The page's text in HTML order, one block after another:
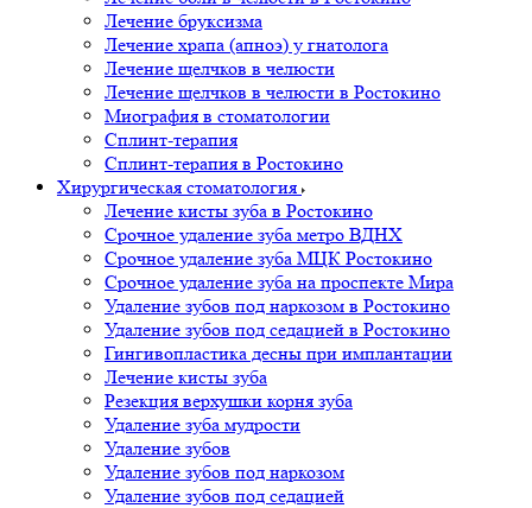
Лечение бруксизма
Лечение храпа (апноэ) у гнатолога
Лечение щелчков в челюсти
Лечение щелчков в челюсти в Ростокино
Миография в стоматологии
Сплинт-терапия
Сплинт-терапия в Ростокино
Хирургическая стоматология
Лечение кисты зуба в Ростокино
Срочное удаление зуба метро ВДНХ
Срочное удаление зуба МЦК Ростокино
Срочное удаление зуба на проспекте Мира
Удаление зубов под наркозом в Ростокино
Удаление зубов под седацией в Ростокино
Гингивопластика десны при имплантации
Лечение кисты зуба
Резекция верхушки корня зуба
Удаление зуба мудрости
Удаление зубов
Удаление зубов под наркозом
Удаление зубов под седацией